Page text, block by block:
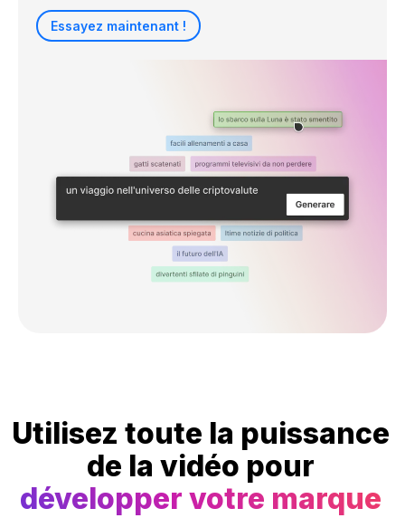
Essayez maintenant !
Utilisez toute la puissance
de la vidéo pour
développer votre marque